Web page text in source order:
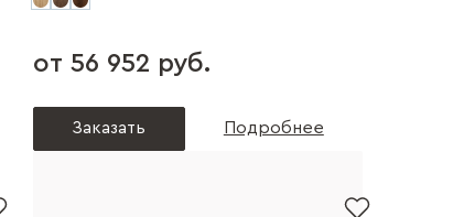
от 56 952 руб.
Заказать Подробнее